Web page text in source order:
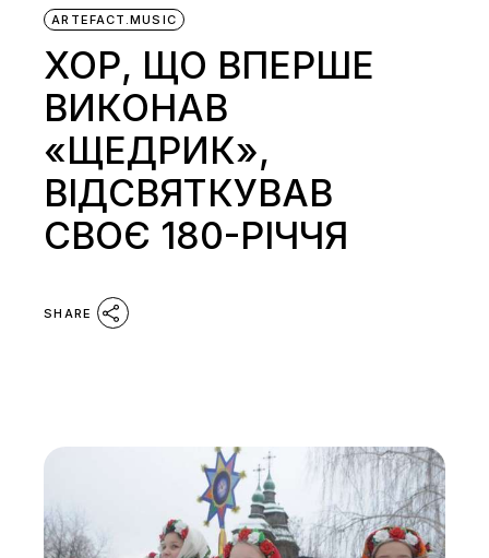
ARTEFACT.MUSIC
ХОР, ЩО ВПЕРШЕ
ВИКОНАВ
«ЩЕДРИК»,
ВІДСВЯТКУВАВ
СВОЄ 180-РІЧЧЯ
SHARE